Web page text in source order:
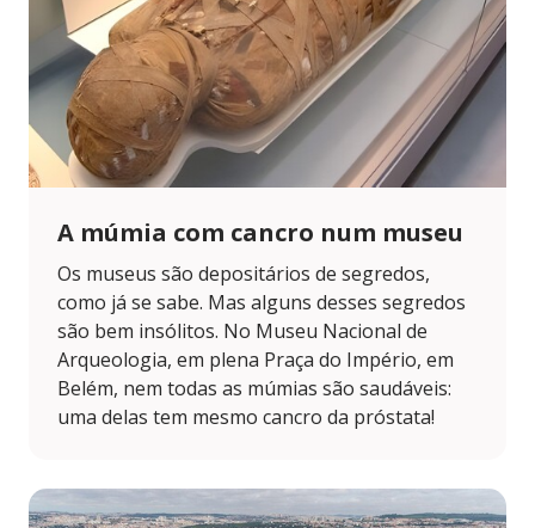
A múmia com cancro num museu
Os museus são depositários de segredos,
como já se sabe. Mas alguns desses segredos
são bem insólitos. No Museu Nacional de
Arqueologia, em plena Praça do Império, em
Belém, nem todas as múmias são saudáveis:
uma delas tem mesmo cancro da próstata!